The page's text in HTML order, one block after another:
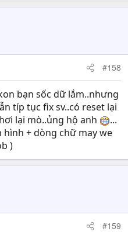
#158
bạn sốc dữ lắm..nhưng
típ tục fix sv..có reset lại
lại mò..ủng hộ anh
...
+ dòng chữ may we
)
#159